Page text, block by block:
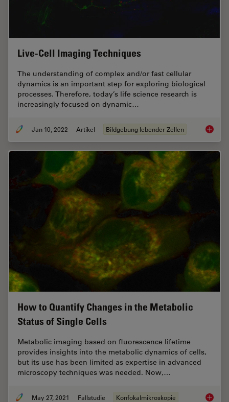
Live-Cell Imaging Techniques
The understanding of complex and/or fast cellular
dynamics is an important step for exploring biological
processes. Therefore, today’s life science research is
increasingly focused on dynamic…
Jan 10, 2022 Artikel Bildgebung lebender Zellen Live-
How to Quantify Changes in the Metabolic
Status of Single Cells
Metabolic imaging based on fluorescence lifetime
provides insights into the metabolic dynamics of cells,
but its use has been limited as expertise in advanced
microscopy techniques was needed. Now,…
May 27, 2021 Fallstudie Konfokalmikroskopie How to